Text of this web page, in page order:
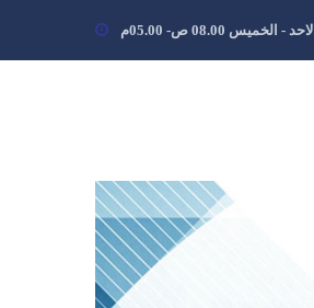
الاحد - الخميس 08.00 ص- 05.00م